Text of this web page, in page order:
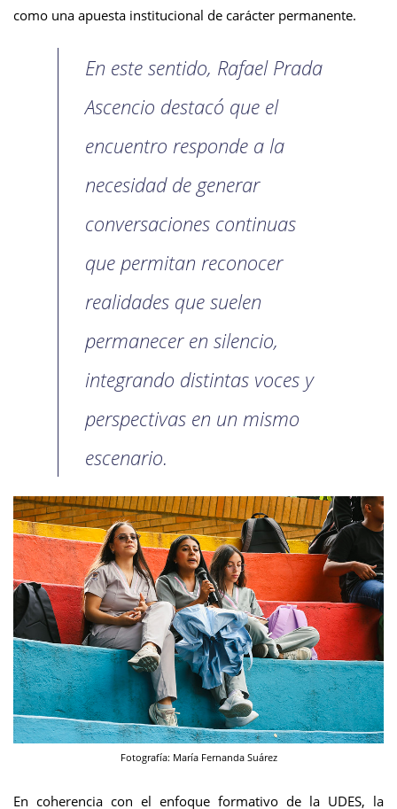
como una apuesta institucional de carácter permanente.
En este sentido, Rafael Prada
Ascencio destacó que el
encuentro responde a la
necesidad de generar
conversaciones continuas
que permitan reconocer
realidades que suelen
permanecer en silencio,
integrando distintas voces y
perspectivas en un mismo
escenario.
Fotografía: María Fernanda Suárez
En coherencia con el enfoque formativo de la UDES, la